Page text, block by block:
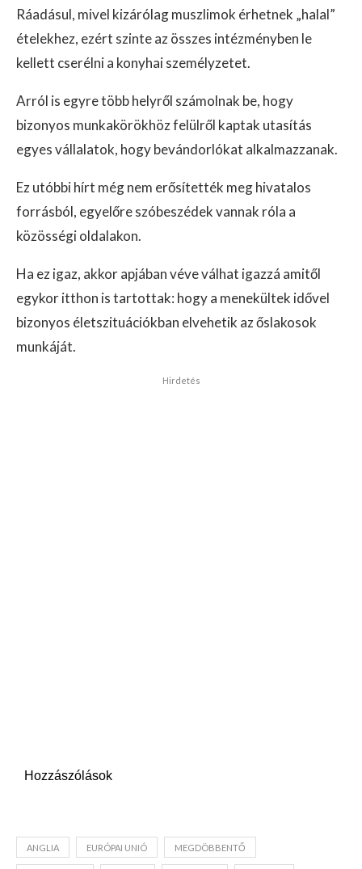
Ráadásul, mivel kizárólag muszlimok érhetnek „halal”
ételekhez, ezért szinte az összes intézményben le
kellett cserélni a konyhai személyzetet.
Arról is egyre több helyről számolnak be, hogy
bizonyos munkakörökhöz felülről kaptak utasítás
egyes vállalatok, hogy bevándorlókat alkalmazzanak.
Ez utóbbi hírt még nem erősítették meg hivatalos
forrásból, egyelőre szóbeszédek vannak róla a
közösségi oldalakon.
Ha ez igaz, akkor apjában véve válhat igazzá amitől
egykor itthon is tartottak: hogy a menekültek idővel
bizonyos életszituációkban elvehetik az őslakosok
munkáját.
Hirdetés
Hozzászólások
ANGLIA EURÓPAI UNIÓ MEGDÖBBENTŐ